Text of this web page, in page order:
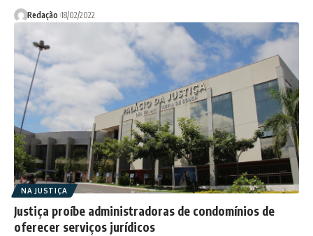
Redação 18/02/2022
NA JUSTIÇA
Justiça proíbe administradoras de condomínios de
oferecer serviços jurídicos